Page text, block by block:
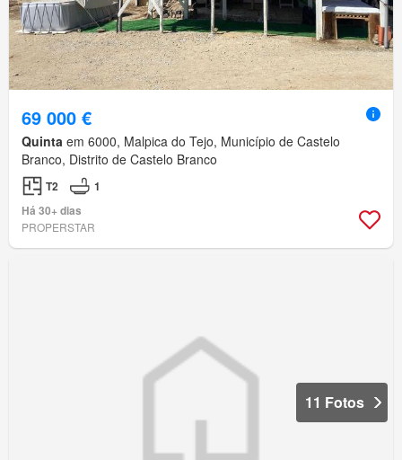
69 000 €
Quinta em 6000, Malpica do Tejo, Município de Castelo
Branco, Distrito de Castelo Branco
T2
1
Há 30+ dias
PROPERSTAR
11 Fotos